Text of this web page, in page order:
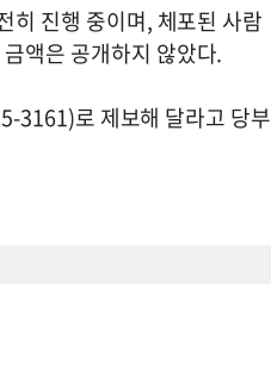
히 진행 중이며, 체포된 사람
액은 공개하지 않았다.
3161)로 제보해 달라고 당부